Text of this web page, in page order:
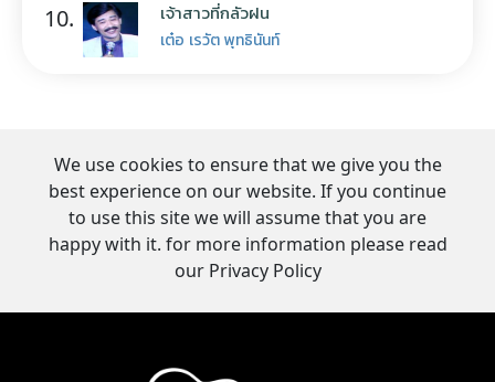
10. เจ้าสาวที่กลัวฝน
เต๋อ เรวัต พุทธินันท์
We use cookies to ensure that we give you the
best experience on our website. If you continue
to use this site we will assume that you are
happy with it. for more information please read
our Privacy Policy